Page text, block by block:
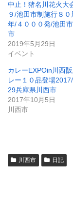
中止！猪名川花火大
９/池田市制施行８０
年/４０００発/池田
市
2019年5月29日
イベント
カレーEXPOin川西
レー１０品登場
29兵庫県川西市
2017年10月5日
川西市
川西市 日記